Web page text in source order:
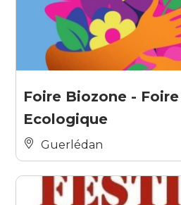
Foire Biozone -
Ecologique
Guerlédan